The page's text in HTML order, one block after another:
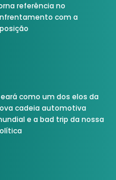
referência no
com a
como um dos elos da
cadeia automotiva
e a bad trip da nossa